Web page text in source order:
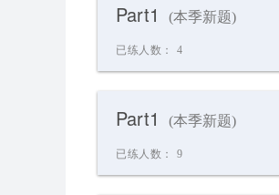
Part1 (本季新题)
已练人数： 4
Part1 (本季新题)
已练人数： 9